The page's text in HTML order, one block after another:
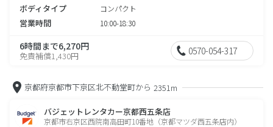
ボディタイプ コンパクト
営業時間 10:00-18:30
6時間まで6,270円
免責補償1,430円 0570-054-317
京都府京都市下京区北不動堂町から 2351m
バジェットレンタカー京都西五条店
京都市右京区西院南高田町10番地（京都マツダ西五条店内）